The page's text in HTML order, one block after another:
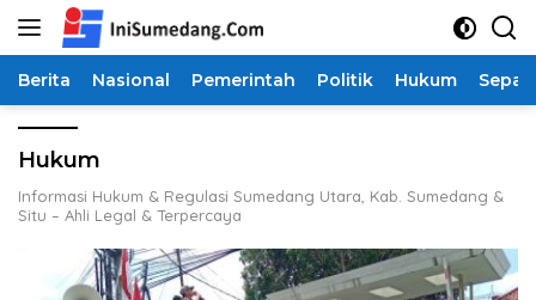
Langsung
Berita Nasional Pemerintah Politik Hukum
Hukum
Informasi Hukum & Regulasi Sumedang Utara, Kab. Sumedang &
Situ – Ahli Legal & Terpercaya